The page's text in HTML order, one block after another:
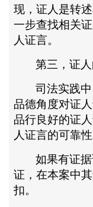
现，证人是转
一步查找相关
人证言。
第三，证人
司法实践
品德角度对证
品行良好的证
人证言的可靠性
如果有证
证，在本案中
扣。